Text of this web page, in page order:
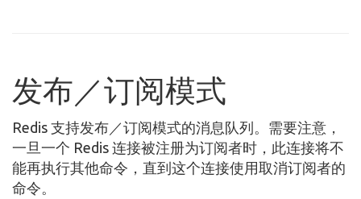
发布／订阅模式
Redis 支持发布／订阅模式的消息队列。需要注意，
一旦一个 Redis 连接被注册为订阅者时，此连接将不
能再执行其他命令，直到这个连接使用取消订阅者的
命令。